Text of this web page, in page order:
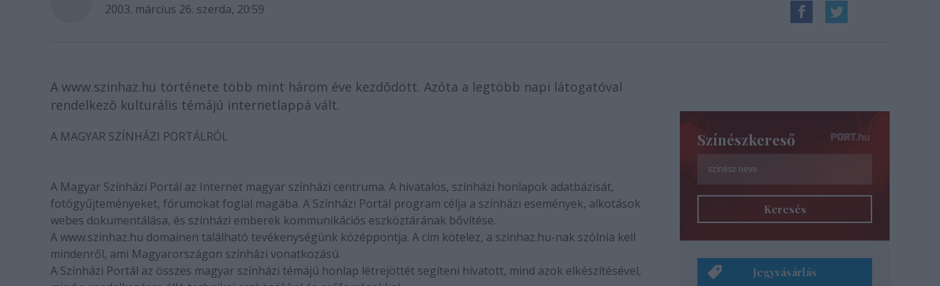
2003. március 26. szerda, 20:59
A www.szinhaz.hu története több mint három éve kezdõdött. Azóta a legtöbb napi látogatóval
rendelkezõ kulturális témájú internetlappá vált.
A MAGYAR SZÍNHÁZI PORTÁLRÓL
A Magyar Színházi Portál az Internet magyar színházi centruma. A hivatalos, színházi honlapok adatbázisát,
fotógyűjteményeket, fórumokat foglal magába. A Színházi Portál program célja a színházi események, alkotások
webes dokumentálása, és színházi emberek kommunikációs eszköztárának bővítése.
A www.szinhaz.hu domainen található tevékenységünk középpontja. A cím kötelez, a szinhaz.hu-nak szólnia kell
mindenről, ami Magyarországon színházi vonatkozású.
A Színházi Portál az összes magyar színházi témájú honlap létrejöttét segíteni hivatott, mind azok elkészítésével,
Színészkereső
Keresés
Jegyvásárlás